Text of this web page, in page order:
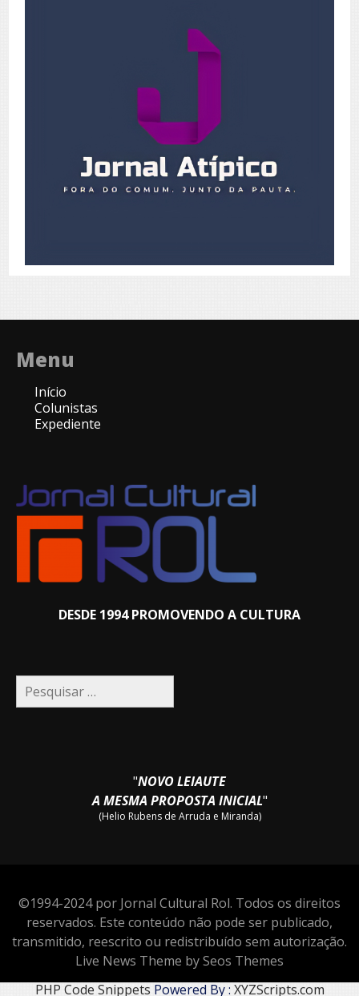
Menu
Início
Colunistas
Expediente
DESDE 1994 PROMOVENDO A CULTURA
Pesquisar
por:
"NOVO LEIAUTE
A MESMA PROPOSTA INICIAL"
(Helio Rubens de Arruda e Miranda)
©1994-2024 por Jornal Cultural Rol. Todos os direitos
reservados. Este conteúdo não pode ser publicado,
transmitido, reescrito ou redistribuído sem autorização.
Live News Theme by Seos Themes
PHP Code Snippets Powered By : XYZScripts.com